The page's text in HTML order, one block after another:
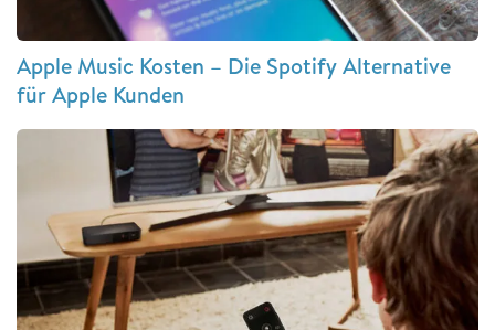
Apple Music Kosten – Die Spotify Alternative
für Apple Kunden